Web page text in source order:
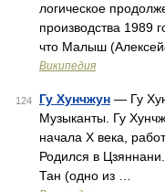
логическое
производства 1989
что Малыш
Википедия
124 Гу Хунчжун — Гу
Музыканты. Гу
начала X века,
Родился в
Тан (одно из …